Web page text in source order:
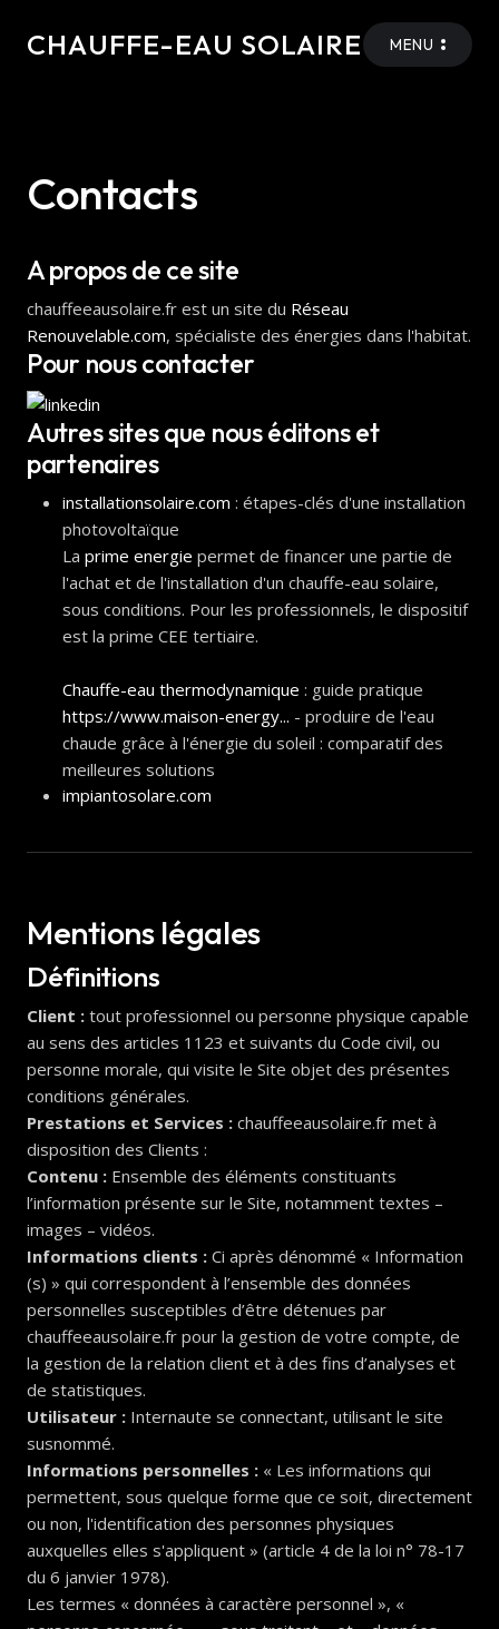
CHAUFFE-EAU SOLAIRE MENU
Contacts
A propos de ce site
chauffeeausolaire.fr est un site du Réseau
Renouvelable.com, spécialiste des énergies dans l'habitat.
Pour nous contacter
Autres sites que nous éditons et
partenaires
installationsolaire.com : étapes-clés d'une installation
photovoltaïque
La prime energie permet de financer une partie de
l'achat et de l'installation d'un chauffe-eau solaire,
sous conditions. Pour les professionnels, le dispositif
est la prime CEE tertiaire.
Chauffe-eau thermodynamique : guide pratique
https://www.maison-energy... - produire de l'eau
chaude grâce à l'énergie du soleil : comparatif des
meilleures solutions
impiantosolare.com
Mentions légales
Définitions
Client : tout professionnel ou personne physique capable
au sens des articles 1123 et suivants du Code civil, ou
personne morale, qui visite le Site objet des présentes
conditions générales.
Prestations et Services : chauffeeausolaire.fr met à
disposition des Clients :
Contenu : Ensemble des éléments constituants
l’information présente sur le Site, notamment textes –
images – vidéos.
Informations clients : Ci après dénommé « Information
(s) » qui correspondent à l’ensemble des données
personnelles susceptibles d’être détenues par
chauffeeausolaire.fr pour la gestion de votre compte, de
la gestion de la relation client et à des fins d’analyses et
de statistiques.
Utilisateur : Internaute se connectant, utilisant le site
susnommé.
Informations personnelles : « Les informations qui
permettent, sous quelque forme que ce soit, directement
ou non, l'identification des personnes physiques
auxquelles elles s'appliquent » (article 4 de la loi n° 78-17
du 6 janvier 1978).
Les termes « données à caractère personnel », «